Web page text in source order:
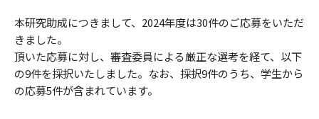
本研究助成につきまして、2024年度は30件のご応募をいただ
きました。
頂いた応募に対し、審査委員による厳正な選考を経て、以下
の9件を採択いたしました。なお、採択9件のうち、学生から
の応募5件が含まれています。